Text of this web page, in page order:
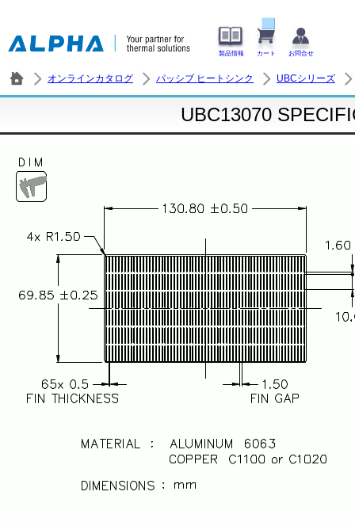
製品情報 カート お問合せ
オンラインカタログ パッシブ ヒートシンク UBCシリーズ
UBC13070